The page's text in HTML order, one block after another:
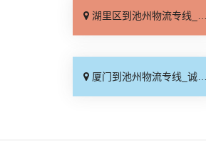
湖里区到池州物流专线_托运放心「多少一吨」
厦门到池州物流专线_诚信为先「整车配货」